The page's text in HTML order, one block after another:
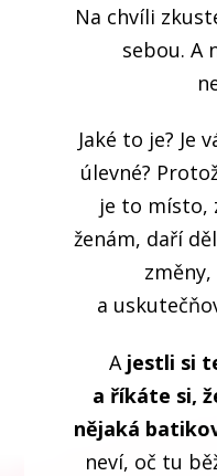
Na chvíli
sebou. A
Jaké to je? Je
úlevné?
je to místo,
ženám, daří
a
A jestli si
a říkáte si,
nějaká
neví, oč tu